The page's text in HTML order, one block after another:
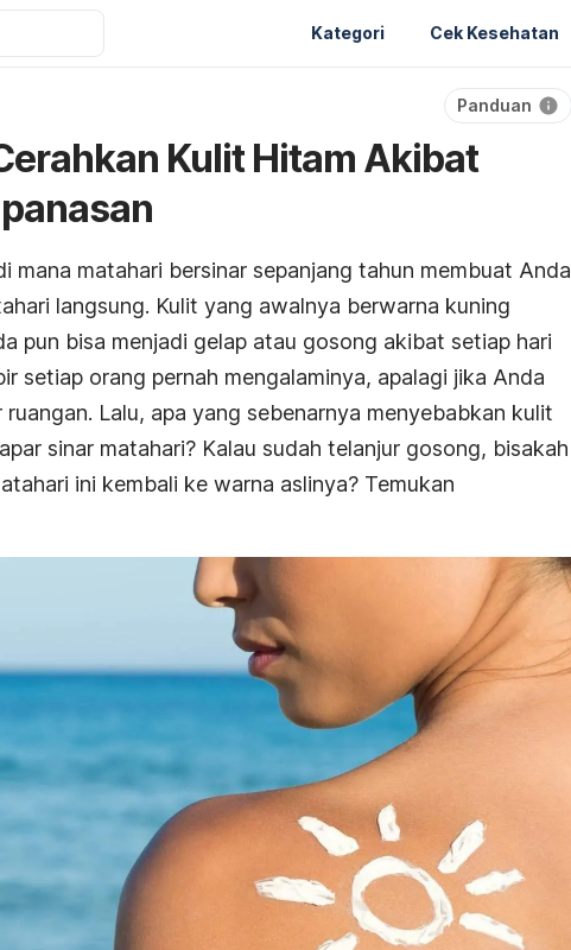
Kategori Cek Kesehatan
Panduan
Kulit Hitam Akibat
mana matahari bersinar sepanjang tahun membuat Anda
langsung. Kulit yang awalnya berwarna kuning
pun bisa menjadi gelap atau gosong akibat setiap hari
setiap orang pernah mengalaminya, apalagi jika Anda
Lalu, apa yang sebenarnya menyebabkan kulit
sinar matahari? Kalau sudah telanjur gosong, bisakah
ini kembali ke warna aslinya? Temukan